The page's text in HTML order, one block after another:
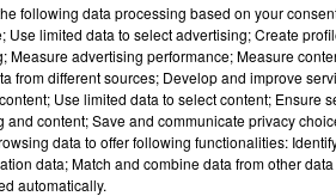
following data processing based on your
Use limited data to select advertising; Create
Measure advertising performance; Measure
from different sources; Develop and improve
Use limited data to select content; Ensure
content; Save and communicate privacy
data to offer following functionalities:
data; Match and combine data from other
automatically.